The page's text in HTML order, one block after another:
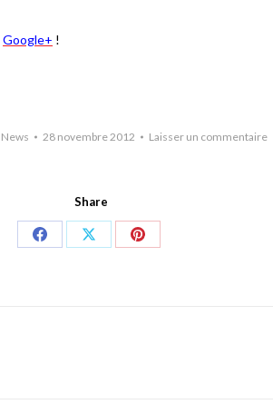
Google+ !
News 28 novembre 2012 Laisser un commentaire
Share
Share
Share
Share